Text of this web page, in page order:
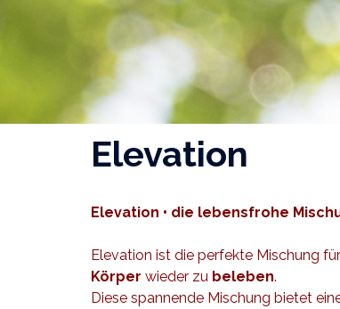
Elevation
Elevation • die lebensfrohe
Elevation ist die perfekte Mischung
Körper wieder zu beleben.
Diese spannende Mischung bietet